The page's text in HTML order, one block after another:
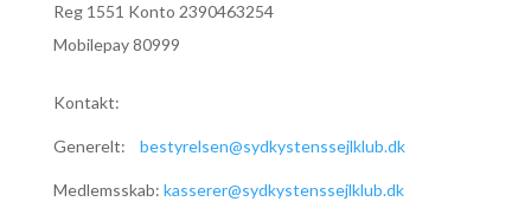
Reg 1551 Konto 2390463254
Mobilepay 80999
Kontakt:
Generelt: bestyrelsen@sydkystenssejlklub.dk
Medlemsskab: kasserer@sydkystenssejlklub.dk